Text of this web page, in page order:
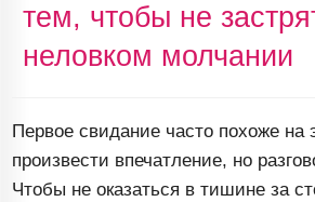
тем, чтобы не
неловком молчании
Первое свидание часто похоже на
произвести впечатление, но
Чтобы не оказаться в тишине за